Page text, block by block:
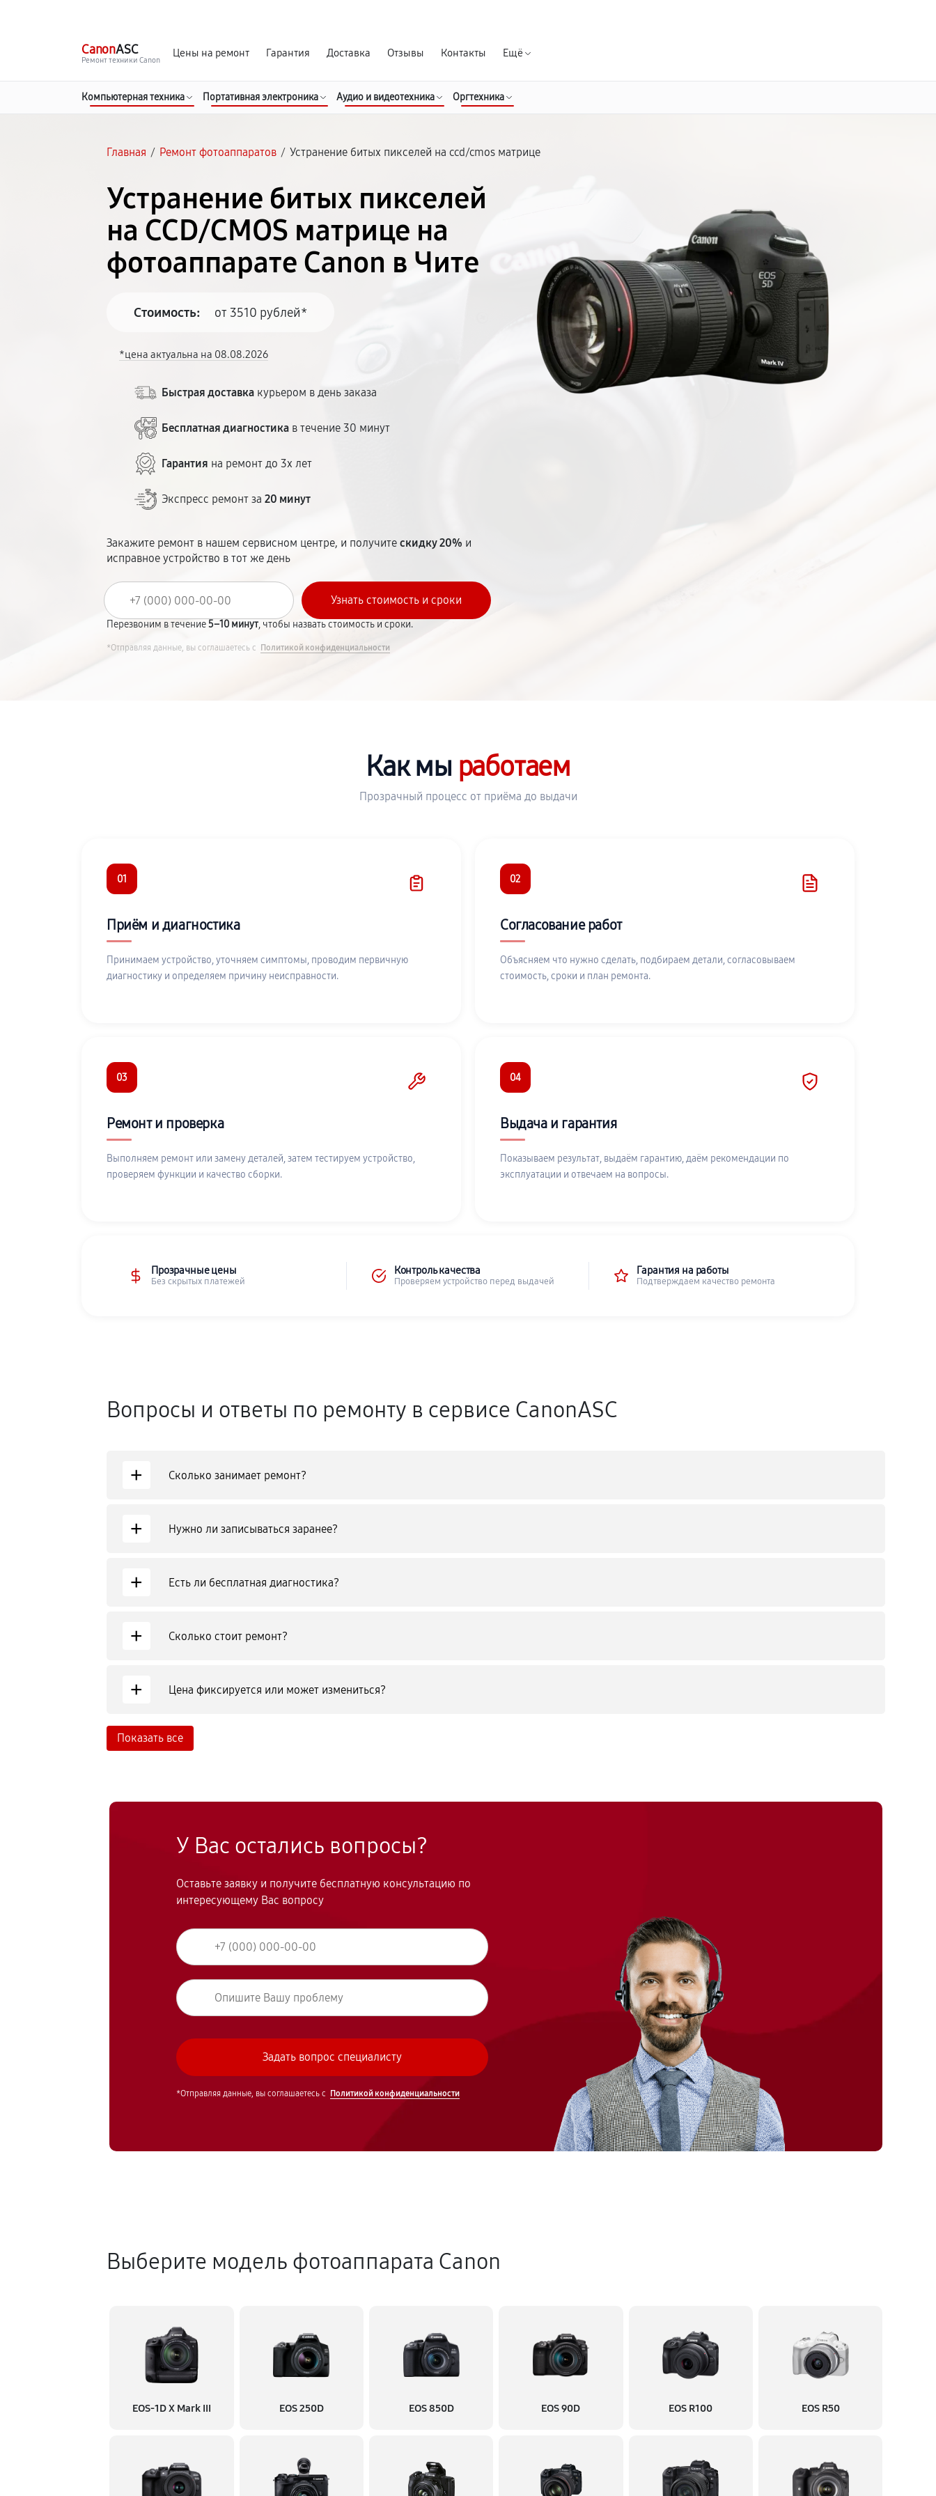
CanonASC
Ремонт техники Canon
Цены на ремонт Гарантия Доставка Отзывы Контакты Ещё
Компьютерная техника Портативная электроника Аудио и видеотехника Оргтехника
Главная / Ремонт фотоаппаратов / Устранение битых пикселей на ccd/cmos матрице
Устранение битых пикселей
на CCD/CMOS матрице на
фотоаппарате Canon в Чите
Стоимость: от 3510 рублей*
*цена актуальна на 08.08.2026
Быстрая доставка курьером в день заказа
Бесплатная диагностика в течение 30 минут
Гарантия на ремонт до 3х лет
Экспресс ремонт за20 минут
Закажите ремонт в нашем сервисном центре, и получитескидку 20% и
исправное устройство в тот же день
Перезвоним в течение5–10 минут, чтобы назвать стоимость и сроки.
*Отправляя данные, вы соглашаетесь с Политикой конфиденциальности
Как мы работаем
Прозрачный процесс от приёма до выдачи
01
Приём и диагностика
Принимаем устройство, уточняем симптомы, проводим первичную
диагностику и определяем причину неисправности.
02
Согласование работ
Объясняем что нужно сделать, подбираем детали, согласовываем
стоимость, сроки и план ремонта.
03
Ремонт и проверка
Выполняем ремонт или замену деталей, затем тестируем устройство,
проверяем функции и качество сборки.
04
Выдача и гарантия
Показываем результат, выдаём гарантию, даём рекомендации по
эксплуатации и отвечаем на вопросы.
Прозрачные цены
Без скрытых платежей
Контроль качества
Проверяем устройство перед выдачей
Гарантия на работы
Подтверждаем качество ремонта
Вопросы и ответы по ремонту в сервисе CanonASC
+ Сколько занимает ремонт?
+ Нужно ли записываться заранее?
+ Есть ли бесплатная диагностика?
+ Сколько стоит ремонт?
+ Цена фиксируется или может измениться?
Показать все
У Вас остались вопросы?
Оставьте заявку и получите бесплатную консультацию по
интересующему Вас вопросу
*Отправляя данные, вы соглашаетесь с Политикой конфиденциальности
Выберите модель фотоаппарата Canon
EOS‑1D X Mark III EOS 250D EOS 850D EOS 90D EOS R100 EOS R50